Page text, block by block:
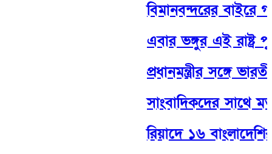
বিমানবন্দরের বাইরে
এবার ভঙ্গুর এই রাষ্ট্র
প্রধানমন্ত্রীর সঙ্গে
সাংবাদিকদের সাথে
রিয়াদে ১৬ বাংলাদেশির